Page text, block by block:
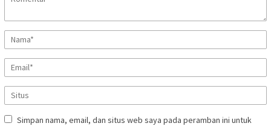
Simpan nama, email, dan situs web saya pada peramban ini untuk